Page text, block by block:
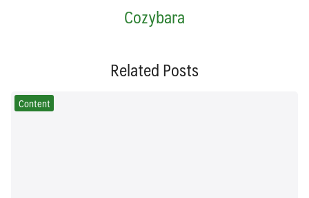
Cozybara
Related Posts
Content